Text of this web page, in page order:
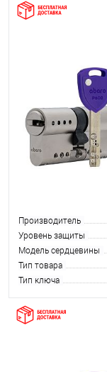
Производитель
Уровень защиты
Модель сердцевины
Тип товара
Тип ключа